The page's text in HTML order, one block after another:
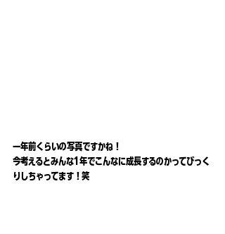
一年前くらいの写真ですかね！
今考えるとみんな1年でこんなに成長するのかってびっく
りしちゃってます！笑